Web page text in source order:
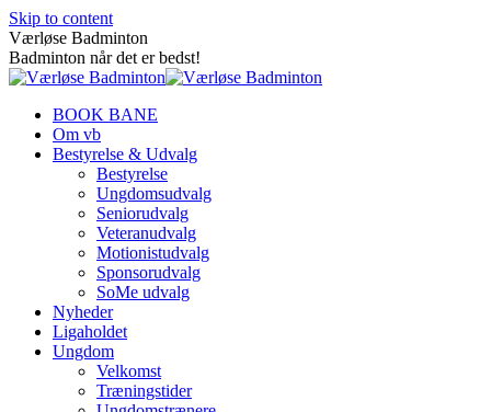
Skip to content
Værløse Badminton
Badminton når det er bedst!
BOOK BANE
Om vb
Bestyrelse & Udvalg
Bestyrelse
Ungdomsudvalg
Seniorudvalg
Veteranudvalg
Motionistudvalg
Sponsorudvalg
SoMe udvalg
Nyheder
Ligaholdet
Ungdom
Velkomst
Træningstider